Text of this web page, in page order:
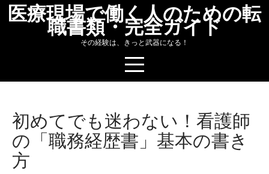
Skip
to医療現場で働く人のための転
職書類・完全ガイド
その経験は、きっと武器になる！
初めてでも迷わない！看護師
の「職務経歴書」基本の書き
方